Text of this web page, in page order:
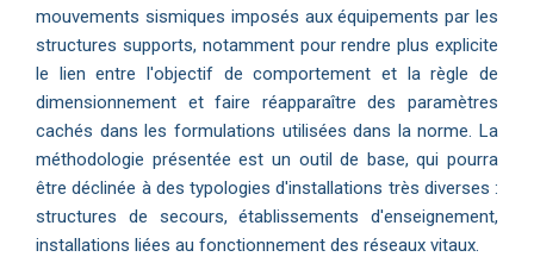
mouvements sismiques imposés aux équipements par les
structures supports, notamment pour rendre plus explicite
le lien entre l'objectif de comportement et la règle de
dimensionnement et faire réapparaître des paramètres
cachés dans les formulations utilisées dans la norme. La
méthodologie présentée est un outil de base, qui pourra
être déclinée à des typologies d'installations très diverses :
structures de secours, établissements d'enseignement,
installations liées au fonctionnement des réseaux vitaux.